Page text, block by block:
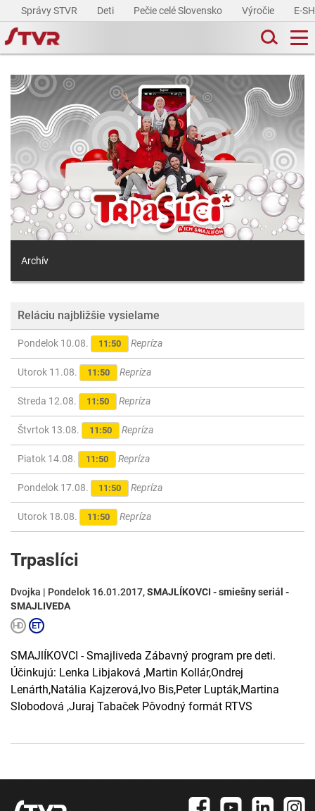
Správy STVR Deti Pečie celé Slovensko Výročie E-
Archív
Reláciu najbližšie vysielame
Pondelok 10.08. 11:50 Repríza
Utorok 11.08. 11:50 Repríza
Streda 12.08. 11:50 Repríza
Štvrtok 13.08. 11:50 Repríza
Piatok 14.08. 11:50 Repríza
Pondelok 17.08. 11:50 Repríza
Utorok 18.08. 11:50 Repríza
Trpaslíci
Dvojka | Pondelok 16.01.2017,SMAJLÍKOVCI - smiešny seriál -
SMAJLIVEDA
SMAJlÍKOVCI - Smajliveda Zábavný program pre deti.
Účinkujú: Lenka Libjaková ,Martin Kollár,Ondrej
Lenárth,Natália Kajzerová,Ivo Bis,Peter Lupták,Martina
Slobodová ,Juraj Tabaček Pôvodný formát RTVS